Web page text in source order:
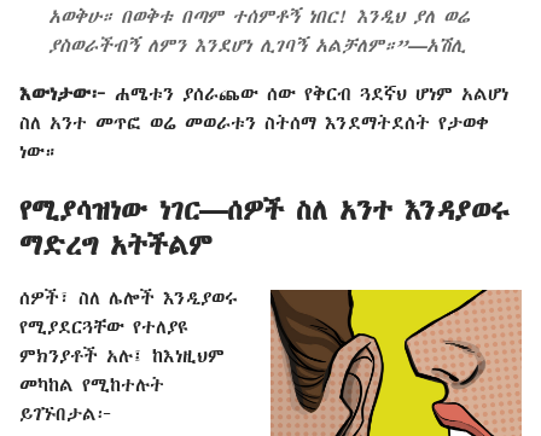
አወቅሁ። በወቅቱ በጣም ተሰምቶኝ ነበር! እንዲህ ያለ ወሬ
ያስወራችብኝ ለምን እንደሆነ ሊገባኝ አልቻለም።”​—አሽሊ
እውነታው፦ ሐሜቱን ያሰራጨው ሰው የቅርብ ጓደኛህ ሆነም አልሆነ
ስለ አንተ መጥፎ ወሬ መወራቱን ስትሰማ እንደማትደሰት የታወቀ
ነው።
የሚያሳዝነው ነገር​—ሰዎች ስለ አንተ እንዳያወሩ
ማድረግ አትችልም
ሰዎች፣ ስለ ሌሎች እንዲያወሩ
የሚያደርጓቸው የተለያዩ
ምክንያቶች አሉ፤ ከእነዚህም
መካከል የሚከተሉት
ይገኙበታል፦